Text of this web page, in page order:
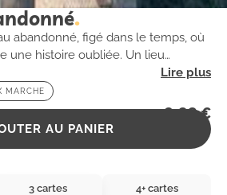
abandonné, figé dans le temps, où
une histoire oubliée. Un lieu
passionnés d’urbex et de
MARCHE
2,99€
AU PANIER
3 cartes 4+ cartes